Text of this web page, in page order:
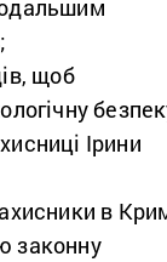
щоб
Ірини
в
законну